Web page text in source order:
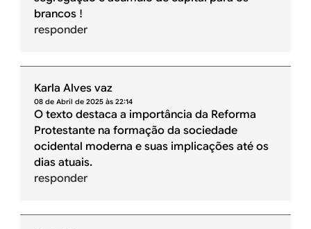
brancos !
responder
Karla Alves vaz
08 de Abril de 2025 às 22:14
O texto destaca a importância da Reforma
Protestante na formação da sociedade
ocidental moderna e suas implicações até os
dias atuais.
responder